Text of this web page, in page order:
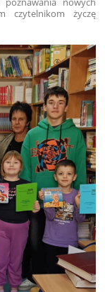
czytelnikom życzę